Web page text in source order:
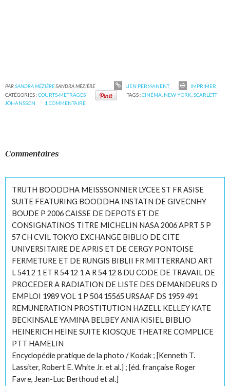
PARSANDRA MÉZIÈRESANDRA MÉZIÈRE LIEN PERMANENT
IMPRIMER
CATÉGORIES :COURTS-METRAGES TAGS :CINÉMA NEW YORK SCARLETT
JOHANSSON
1 COMMENTAIRE
Commentaires
TRUTH BOODDHA MEISSSONNIER LYCEE ST FR ASISE
SUITE FEATURING BOODDHA INSTATN DE GIVECNHY
BOUDE P 2006 CAISSE DE DEPOTS ET DE
CONSIGNATINOS TITRE MICHELIN NASA 2006 APRT 5 P
57 CH CVIL TOKYO EXCHANGE BIBLIO DE CITE
UNIVERSITAIRE DE APRIS ET DE CERGY PONTOISE
FERMETURE ET DE RUNGIS BIBLII FR MITTERRAND ART
L 541 2 1 ET R 54 12 1 A R 54 12 8 DU CODE DE TRAVAIL DE
PROCEDER A RADIATION DE LISTE DES DEMANDEURS D
EMPLOI 1989 VOL 1 P 504 15565 URSAAF DS 1959 491
REMUNERATION PROSTITUTION HAZELL KELLEY KATE
BECKINSALE YAMINA BELBEY ANIA KISIEL BIBLIO
HEINERICH HEINE SUITE KIOSQUE THEATRE COMPLICE
PTT HAMELIN
Encyclopédie pratique de la photo / Kodak ; [Kenneth T.
Lassiter, Robert E. White Jr. et al.] ; [éd. française Roger
Favre, Jean-Luc Berthoud et al.]